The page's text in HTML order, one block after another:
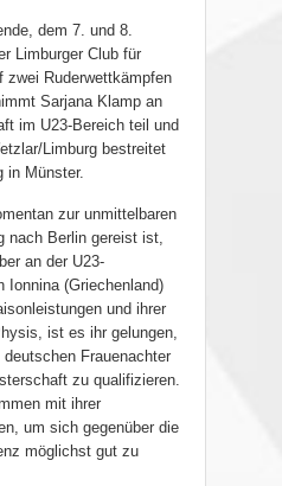
dem 7. und 8.
Limburger Club für
zwei Ruderwettkämpfen
Sarjana Klamp an
im U23-Bereich teil und
Limburg bestreitet
in Münster.
zur unmittelbaren
nach Berlin gereist ist,
an der U23-
Ionnina (Griechenland)
und ihrer
ist es ihr gelungen,
Frauenachter
zu qualifizieren.
mit ihrer
um sich gegenüber die
möglichst gut zu